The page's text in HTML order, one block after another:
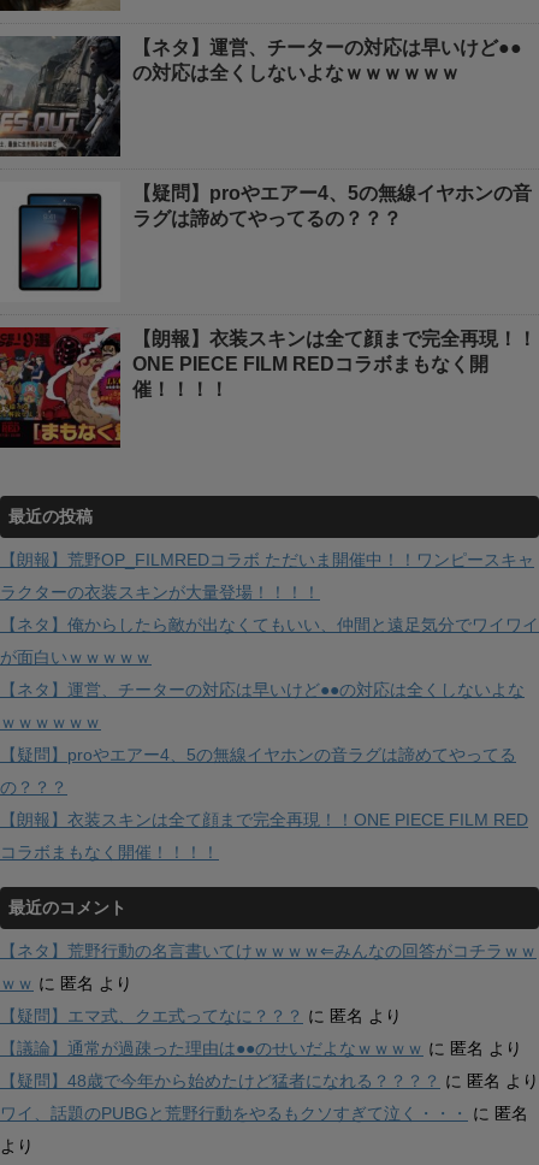
【ネタ】運営、チーターの対応は早いけど●●
の対応は全くしないよなｗｗｗｗｗｗ
【疑問】proやエアー4、5の無線イヤホンの音
ラグは諦めてやってるの？？？
【朗報】衣装スキンは全て顔まで完全再現！！
ONE PIECE FILM REDコラボまもなく開
催！！！！
最近の投稿
【朗報】荒野OP_FILMREDコラボ ただいま開催中！！ワンピースキャ
ラクターの衣装スキンが大量登場！！！！
【ネタ】俺からしたら敵が出なくてもいい、仲間と遠足気分でワイワイ
が面白いｗｗｗｗｗ
【ネタ】運営、チーターの対応は早いけど●●の対応は全くしないよな
ｗｗｗｗｗｗ
【疑問】proやエアー4、5の無線イヤホンの音ラグは諦めてやってる
の？？？
【朗報】衣装スキンは全て顔まで完全再現！！ONE PIECE FILM RED
コラボまもなく開催！！！！
最近のコメント
【ネタ】荒野行動の名言書いてけｗｗｗｗ⇐みんなの回答がコチラｗｗ
ｗｗ に 匿名 より
【疑問】エマ式、クエ式ってなに？？？ に 匿名 より
【議論】通常が過疎った理由は●●のせいだよなｗｗｗｗ に 匿名 より
【疑問】48歳で今年から始めたけど猛者になれる？？？？ に 匿名 より
ワイ、話題のPUBGと荒野行動をやるもクソすぎて泣く・・・
に 匿名
より